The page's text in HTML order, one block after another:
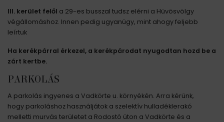
III. kerület felől a 29-es busszal tudsz elérni a Hüvösvölgy
végállomáshoz. Innen pedig ugyanúgy, mint ahogy feljebb
leírtuk
Ha kerékpárral érkezel, a kerékpárodat nyugodtan hozd be a
zárt kertbe.
PARKOLÁS
A parkolás ingyenes a Vadkörte u. környékén. Arra kérünk,
hogy parkoláshoz használjátok a szelektív hulladéklerakó
melletti murvás területet a Rodostó úton a Vadkörte és a